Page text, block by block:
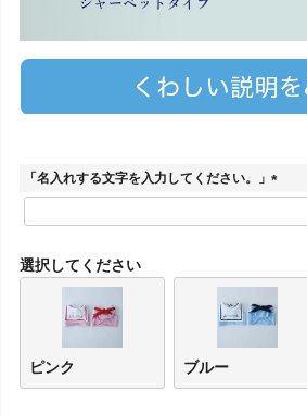
「名入れする文字を入力してください。」
(
必
選択してください
ピンク ブルー